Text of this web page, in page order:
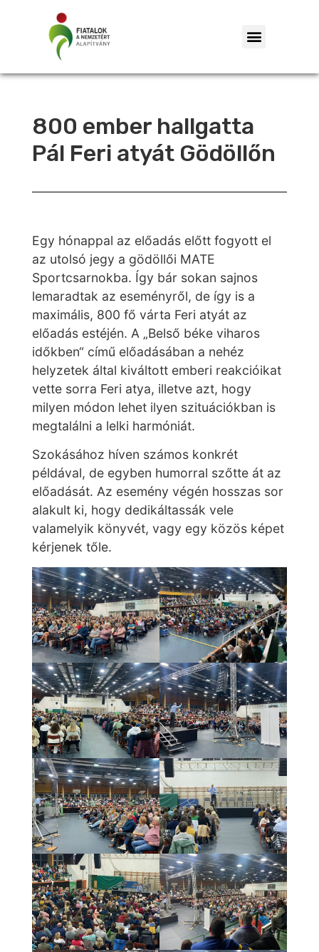
800 ember hallgatta
Pál Feri atyát Gödöllőn
Egy hónappal az előadás előtt fogyott el
az utolsó jegy a gödöllői MATE
Sportcsarnokba. Így bár sokan sajnos
lemaradtak az eseményről, de így is a
maximális, 800 fő várta Feri atyát az
előadás estéjén. A „Belső béke viharos
időkben“ című előadásában a nehéz
helyzetek által kiváltott emberi reakcióikat
vette sorra Feri atya, illetve azt, hogy
milyen módon lehet ilyen szituációkban is
megtalálni a lelki harmóniát.
Szokásához híven számos konkrét
példával, de egyben humorral szőtte át az
előadását. Az esemény végén hosszas sor
alakult ki, hogy dedikáltassák vele
valamelyik könyvét, vagy egy közös képet
kérjenek tőle.